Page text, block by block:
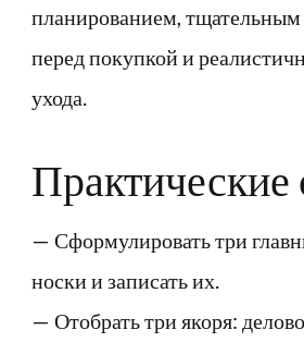
планированием,
перед покупкой и
ухода.
Практические
— Сформулировать три
носки и записать их.
— Отобрать три якоря: